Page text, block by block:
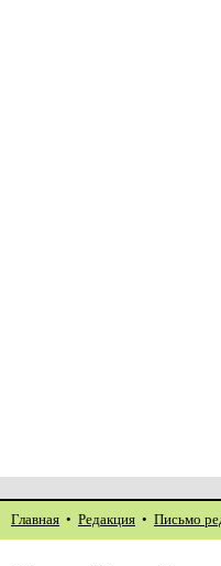
Главная • Редакция • Письмо